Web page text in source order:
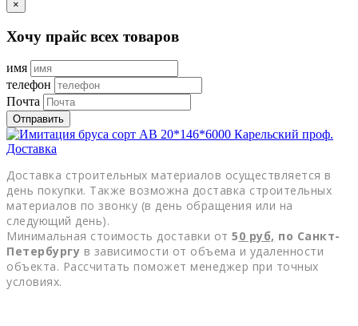
×
Хочу прайс всех товаров
имя
телефон
Почта
Отправить
Доставка
Доставка строительных материалов осуществляется в
день покупки. Также возможна доставка строительных
материалов по звонку (в день обращения или на
следующий день).
Минимальная стоимость доставки от 50 руб, по Санкт-
Петербургу в зависимости от объема и удаленности
объекта. Рассчитать поможет менеджер при точных
условиях.